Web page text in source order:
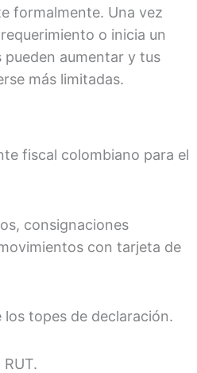
formalmente. Una vez
o inicia un
pueden aumentar y tus
más limitadas.
fiscal colombiano para el
consignaciones
con tarjeta de
topes de declaración.